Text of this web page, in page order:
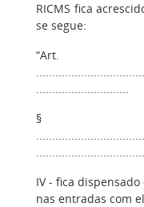
RICMS fica
se segue:
.............................
§
IV - fica
nas entradas com